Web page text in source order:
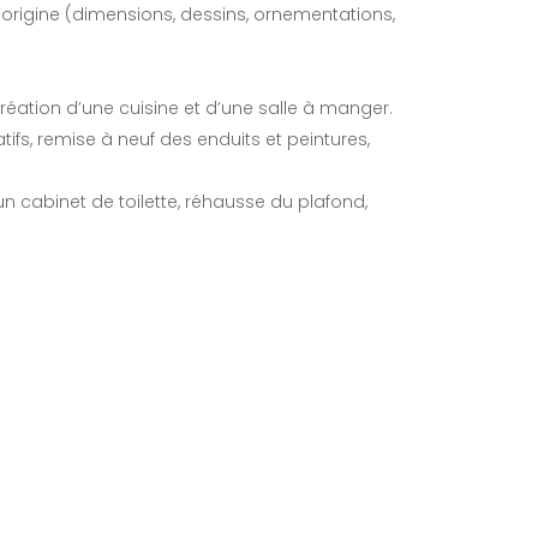
(dimensions, dessins, ornementations,
d’une cuisine et d’une salle à manger.
remise à neuf des enduits et peintures,
cabinet de toilette, réhausse du plafond,